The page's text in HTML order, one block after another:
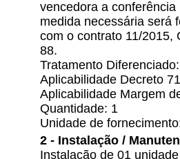
vencedora a
medida necessária será
com o contrato 11/2015,
88.
Tratamento
Aplicabilidade Decreto
Aplicabilidade Margem
Quantidade: 1
Unidade de
2 - Instalação /
Instalação de 01